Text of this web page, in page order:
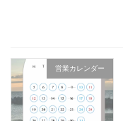
営業カレンダー